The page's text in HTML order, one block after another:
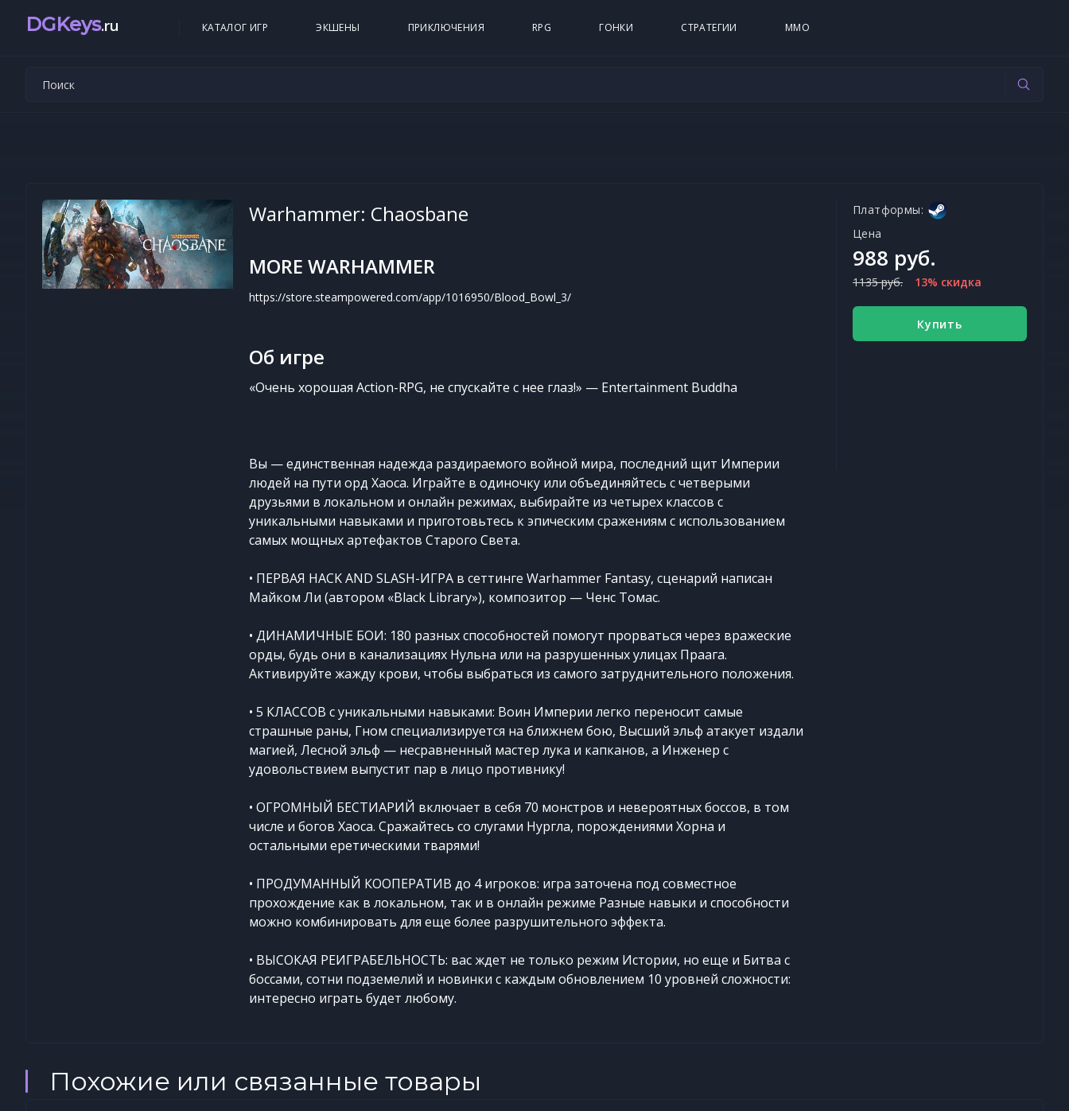
DGKeys.ru КАТАЛОГ ИГР ЭКШЕНЫ ПРИКЛЮЧЕНИЯ RPG ГОНКИ СТРАТЕГИИ MMO
Warhammer: Chaosbane
MORE WARHAMMER
https://store.steampowered.com/app/1016950/Blood_Bowl_3/
Об игре
«Очень хорошая Action-RPG, не спускайте с нее глаз!» — Entertainment Buddha
Вы — единственная надежда раздираемого войной мира, последний щит Империи
людей на пути орд Хаоса. Играйте в одиночку или объединяйтесь с четверыми
друзьями в локальном и онлайн режимах, выбирайте из четырех классов с
уникальными навыками и приготовьтесь к эпическим сражениям с использованием
самых мощных артефактов Старого Света.
• ПЕРВАЯ HACK AND SLASH-ИГРА в сеттинге Warhammer Fantasy, сценарий написан
Майком Ли (автором «Black Library»), композитор — Ченс Томас.
• ДИНАМИЧНЫЕ БОИ: 180 разных способностей помогут прорваться через вражеские
орды, будь они в канализациях Нульна или на разрушенных улицах Праага.
Активируйте жажду крови, чтобы выбраться из самого затруднительного положения.
• 5 КЛАССОВ с уникальными навыками: Воин Империи легко переносит самые
страшные раны, Гном специализируется на ближнем бою, Высший эльф атакует издали
магией, Лесной эльф — несравненный мастер лука и капканов, а Инженер с
удовольствием выпустит пар в лицо противнику!
• ОГРОМНЫЙ БЕСТИАРИЙ включает в себя 70 монстров и невероятных боссов, в том
числе и богов Хаоса. Сражайтесь со слугами Нургла, порождениями Хорна и
остальными еретическими тварями!
• ПРОДУМАННЫЙ КООПЕРАТИВ до 4 игроков: игра заточена под совместное
прохождение как в локальном, так и в онлайн режиме Разные навыки и способности
можно комбинировать для еще более разрушительного эффекта.
• ВЫСОКАЯ РЕИГРАБЕЛЬНОСТЬ: вас ждет не только режим Истории, но еще и Битва с
боссами, сотни подземелий и новинки с каждым обновлением 10 уровней сложности:
интересно играть будет любому.
Платформы:
Цена
988 руб.
1135 руб. 13% скидка
Купить
Похожие или связанные товары